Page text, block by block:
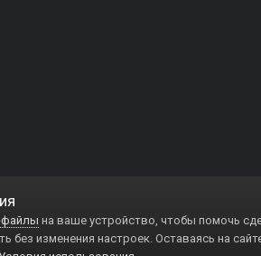
на ваше устройство, чтобы помочь
без изменения настроек. Оставаясь на